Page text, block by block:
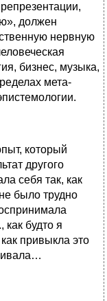
должен
нервную
бизнес, музыка,
мета-
который
другого
себя так, как
было трудно
будто я
привыкла это